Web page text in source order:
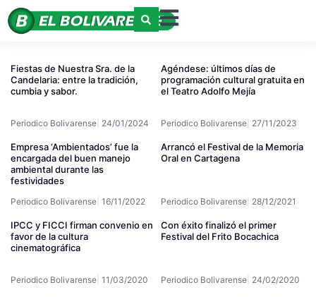
Fiestas de Nuestra Sra. de la
Candelaria: entre la tradición,
cumbia y sabor.
Periodico Bolivarense 24/01/2024
Agéndese: últimos días de
programación cultural gratuita en
el Teatro Adolfo Mejía
Periodico Bolivarense 27/11/2023
Empresa ‘Ambientados’ fue la
encargada del buen manejo
ambiental durante las
festividades
Periodico Bolivarense 16/11/2022
Arrancó el Festival de la Memoria
Oral en Cartagena
Periodico Bolivarense 28/12/2021
IPCC y FICCI firman convenio en
favor de la cultura
cinematográfica
Periodico Bolivarense 11/03/2020
Con éxito finalizó el primer
Festival del Frito Bocachica
Periodico Bolivarense 24/02/2020